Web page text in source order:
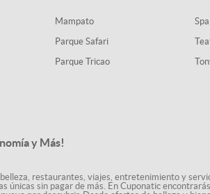
Mampato
Parque Safari
Parque Tricao
y Más!
restaurantes, viajes, entretenimiento y
sin pagar de más. En Cuponatic